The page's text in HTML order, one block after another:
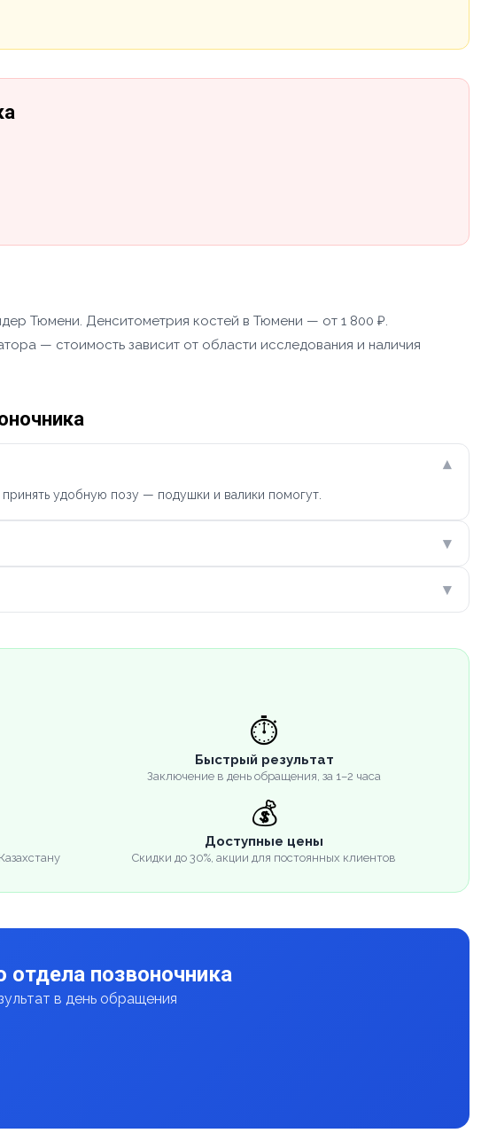
Тюмени. Денситометрия костей в Тюмени — от 1 800 ₽.
— стоимость зависит от области исследования и наличия
▾
удобную позу — подушки и валики помогут.
▾
▾
⏱️
Быстрый результат
Заключение в день обращения, за 1–2 часа
💰
Доступные цены
Скидки до 30%, акции для постоянных клиентов
отдела позвоночника
в день обращения